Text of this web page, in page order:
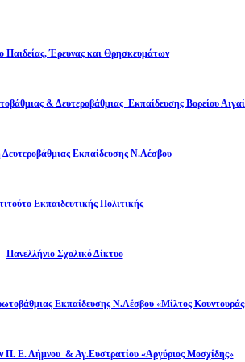
Παιδείας, Έρευνας και Θρησκευμάτων
& Δευτεροβάθμιας Εκπαίδευσης Βορείου
Δευτεροβάθμιας Εκπαίδευσης Ν.Λέσβου
Εκπαιδευτικής Πολιτικής
Πανελλήνιο Σχολικό Δίκτυο
Εκπαίδευσης Ν.Λέσβου «Μίλτος
Π. Ε. Λήμνου & Αγ.Ευστρατίου «Αργύριος Μοσχίδης»